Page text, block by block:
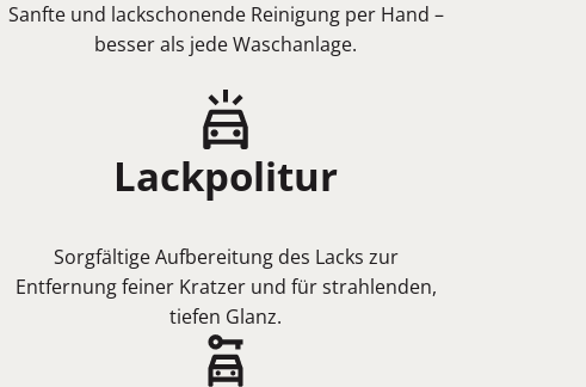
Sanfte und lackschonende Reinigung per Hand –
besser als jede Waschanlage.
Lackpolitur
Sorgfältige Aufbereitung des Lacks zur
Entfernung feiner Kratzer und für strahlenden,
tiefen Glanz.